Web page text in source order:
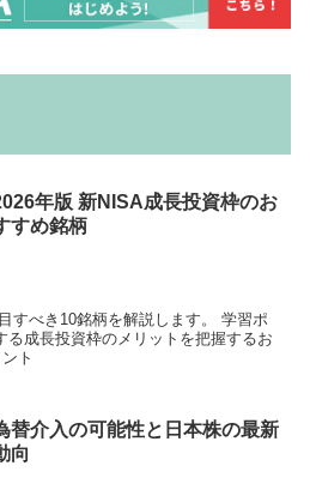
年版 新NISA成長投資枠のお
すめ銘柄
すべき10銘柄を解説します。 学習ポ
る成長投資枠のメリットを把握するお
ト
替介入の可能性と日本株の最新
向